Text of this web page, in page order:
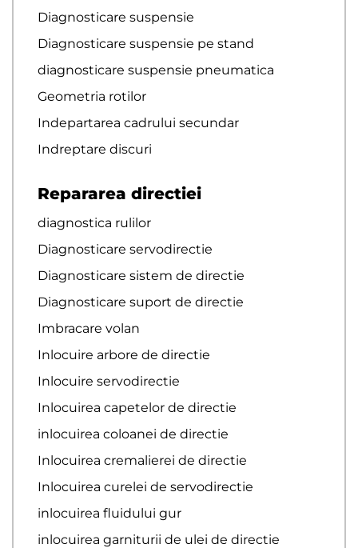
Diagnosticare suspensie
Diagnosticare suspensie pe stand
diagnosticare suspensie pneumatica
Geometria rotilor
Indepartarea cadrului secundar
Indreptare discuri
Repararea directiei
diagnostica rulilor
Diagnosticare servodirectie
Diagnosticare sistem de directie
Diagnosticare suport de directie
Imbracare volan
Inlocuire arbore de directie
Inlocuire servodirectie
Inlocuirea capetelor de directie
inlocuirea coloanei de directie
Inlocuirea cremalierei de directie
Inlocuirea curelei de servodirectie
inlocuirea fluidului gur
inlocuirea garniturii de ulei de directie